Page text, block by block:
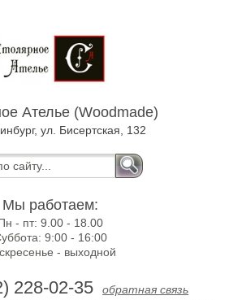
Ателье (Woodmade)
ул. Бисертская, 132
Мы работаем:
- пт:9.00 - 18.00
9:00 - 16:00
- выходной
228-02-35 обратная связь